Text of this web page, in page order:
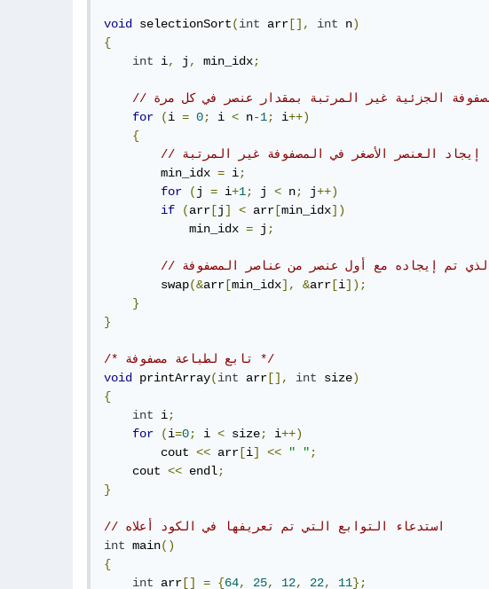
void selectionSort(int arr [], int n)
{
int i, j , min_idx;
for
(i = 0; i < n-1; i++)
{
        min_idx
= i;
for
(j = i+1; j < n; j++)
if
(arr [j] < arr [min_idx])
            min_idx
= j ;
        swap
(&arr [min_idx], &arr [i]);
}
}
/* تابع لطباعة مصفوفة */
void
printArray(int arr [], int size)
{
int i;
for
(i=0; i < size; i++)
        cout
<< arr [i] << " " ;
    cout
<< endl;
}
// استدعاء التوابع التي تم تعريفها في الكود أعلاه
int main()
{
int arr [] = {64, 25, 12, 22, 11};